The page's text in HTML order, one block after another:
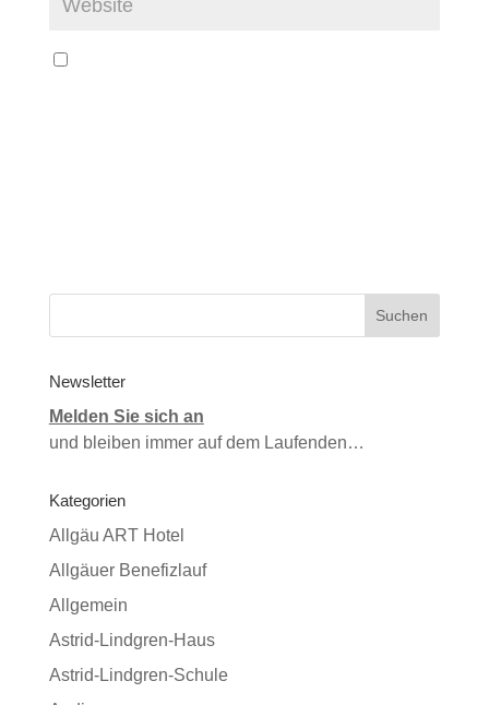
Newsletter
Melden Sie sich an
und bleiben immer auf dem Laufenden…
Kategorien
Allgäu ART Hotel
Allgäuer Benefizlauf
Allgemein
Astrid-Lindgren-Haus
Astrid-Lindgren-Schule